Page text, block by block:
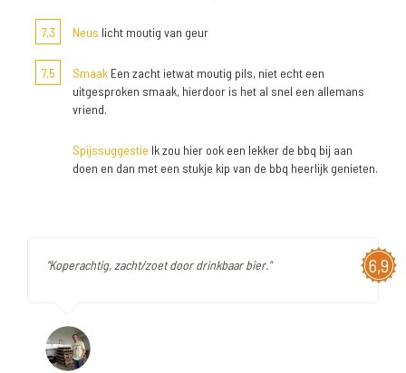
7,3 Neus licht moutig van geur
7,5 Smaak Een zacht ietwat moutig pils, niet echt een
uitgesproken smaak, hierdoor is het al snel een allemans
vriend.
Spijssuggestie Ik zou hier ook een lekker de bbq bij aan
doen en dan met een stukje kip van de bbq heerlijk genieten.
6,9
"Koperachtig, zacht/zoet door drinkbaar bier."